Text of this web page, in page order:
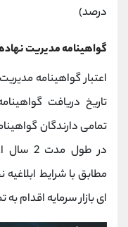
درصد)
گواهینامه مدیریت
تاریخ دریافت
تمامی دارندگان
در طول
مطابق با شرایط
ای بازار سرمایه اقدام